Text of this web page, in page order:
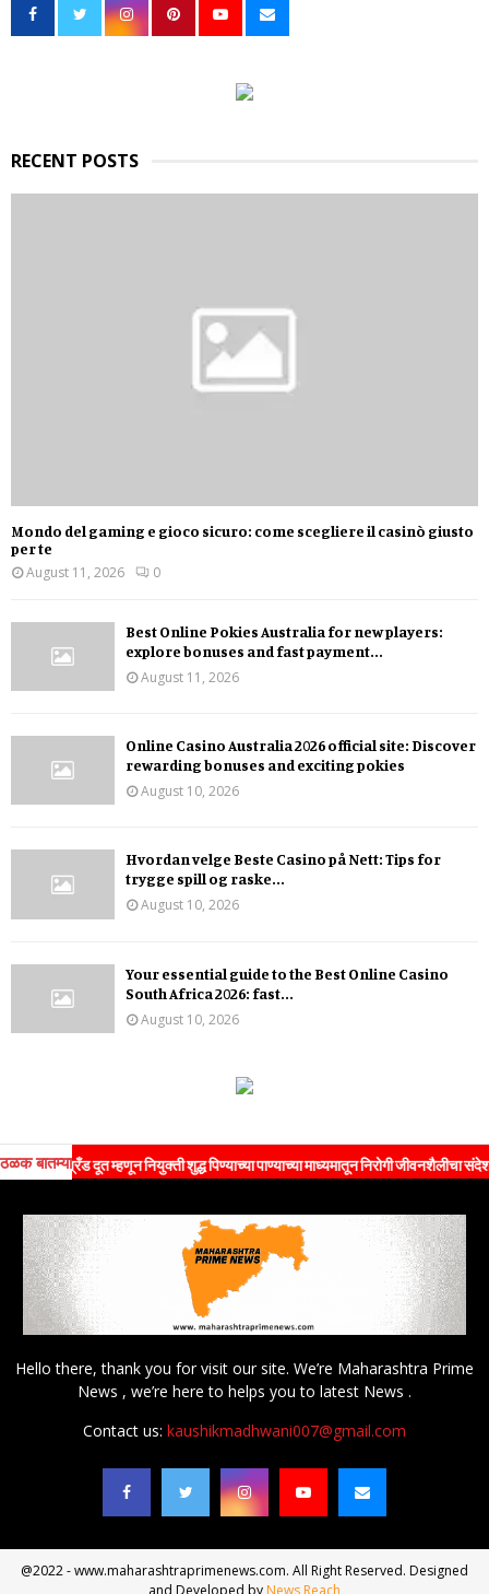
o
RECENT POSTS
Mondo del gaming e gioco sicuro: come scegliere il casinò giusto
per te
August 11, 2026
0
Best Online Pokies Australia for new players:
explore bonuses and fast payment...
August 11, 2026
Online Casino Australia 2026 official site: Discover
rewarding bonuses and exciting pokies
August 10, 2026
Hvordan velge Beste Casino på Nett: Tips for
trygge spill og raske...
August 10, 2026
Your essential guide to the Best Online Casino
South Africa 2026: fast...
August 10, 2026
ठळक बातम्या
ब्रँड दूत म्हणून नियुक्ती शुद्ध पिण्याच्या पाण्याच्या माध्यमातून निरोगी जीवनशैलीचा संदेश
Hello there, thank you for visit our site. We’re Maharashtra Prime
News , we’re here to helps you to latest News .
Contact us: kaushikmadhwani007@gmail.com
@2022 - www.maharashtraprimenews.com. All Right Reserved. Designed